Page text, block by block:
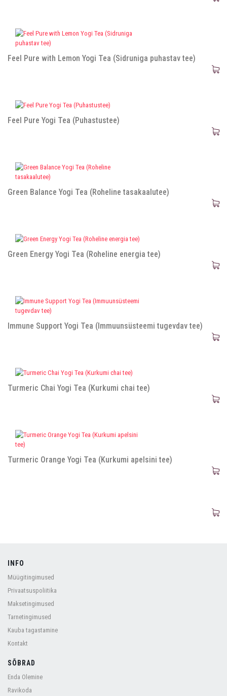
Feel Pure with Lemon Yogi Tea (Sidruniga puhastav tee)
Feel Pure Yogi Tea (Puhastustee)
Green Balance Yogi Tea (Roheline tasakaalutee)
Green Energy Yogi Tea (Roheline energia tee)
Immune Support Yogi Tea (Immuunsüsteemi tugevdav tee)
Turmeric Chai Yogi Tea (Kurkumi chai tee)
Turmeric Orange Yogi Tea (Kurkumi apelsini tee)
INFO
Müügitingimused
Privaatsuspoliitika
Maksetingimused
Tarnetingimused
Kauba tagastamine
Kontakt
SÕBRAD
Enda Olemine
Ravikoda